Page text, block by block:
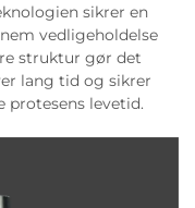
sikrer en
vedligeholdelse
struktur gør det
lang tid og sikrer
protesens levetid.